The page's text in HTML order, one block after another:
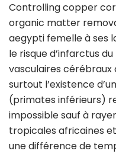
Controlling copper
organic matter
aegypti femelle à ses
le risque d’infarctus
vasculaires
surtout l’existence
(primates inférieurs)
impossible sauf à
tropicales africaines
une différence de